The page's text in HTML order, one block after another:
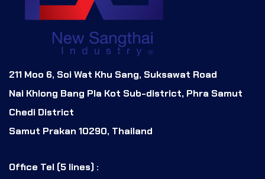
211 Moo 6, Soi Wat Khu Sang, Suksawat Road
Nai Khlong Bang Pla Kot Sub-district, Phra Samut
Chedi District
Samut Prakan 10290, Thailand
Office Tel (5 lines) :